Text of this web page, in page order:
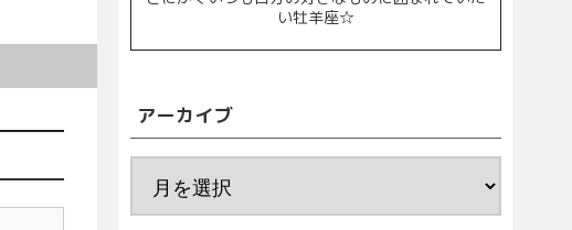
い牡羊座☆
アーカイブ